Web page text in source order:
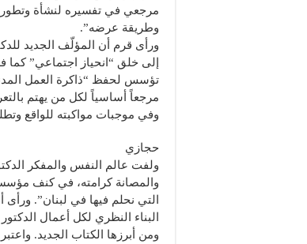
مرجعي في تفسيره لنشأة وتطور
وطريقة عرضه”.
ورأى قرم أن المؤلّف الجديد
إلى ‏خلق “انحياز اجتماعي” كما
تؤسس لحفظ “ذاكرة العمل
مرجعاً أساسياً لكل من يهتم
وفي موجبات مواكبته للواقع
حجازي
ولفت عالم النفس والمفكر
والمصانة كرامته، في كنف
التي نحلم فيها في لبنان”.
البناء النظري لكل أعمال
ومن أبرزها الكتاب الجديد.